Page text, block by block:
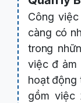
Công
càng có
trong
việc đ ảm
hoạt động
gồm việc